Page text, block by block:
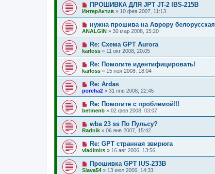
ПРОШИВКА ДЛЯ JPT JT-2 IBS-215B
ИнтерАктив » 10 фев 2007, 11:13
нужна прошива на Аврору белорусская
ANALGIN » 30 мар 2008, 15:20
Re: Схема GPT Aurora
karloss » 11 окт 2008, 20:05
Re: Помогите идентифицировать!
karloss » 15 ноя 2008, 18:04
Re: Ardas
porcha2 » 31 янв 2008, 22:45
Re: Помогите с проблемой!!!
betmenb » 02 фев 2008, 03:07
wba 23 ss По Пульсу?
Radnik » 06 янв 2007, 15:42
Re: GPT странная звирюга
vladimirs » 16 авг 2006, 13:56
Прошивка GPT IUS-233B
Slava54 » 13 июл 2006, 14:33